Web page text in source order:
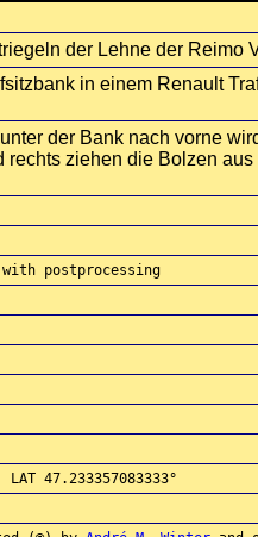
der Lehne der Reimo
in einem Renault
der Bank nach vorne
rechts ziehen die Bolzen
postprocessing
LAT 47.233357083333°